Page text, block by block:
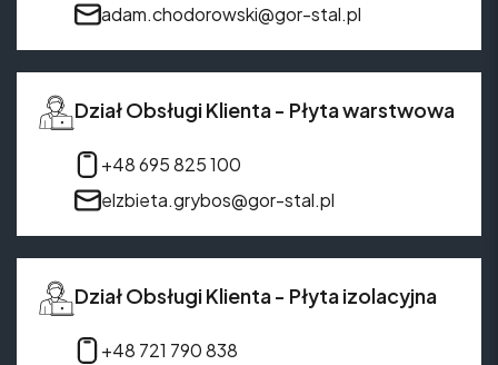
adam.chodorowski@gor-stal.pl
Dział Obsługi Klienta - Płyta warstwowa
+48 695 825 100
elzbieta.grybos@gor-stal.pl
Dział Obsługi Klienta - Płyta izolacyjna
+48 721 790 838